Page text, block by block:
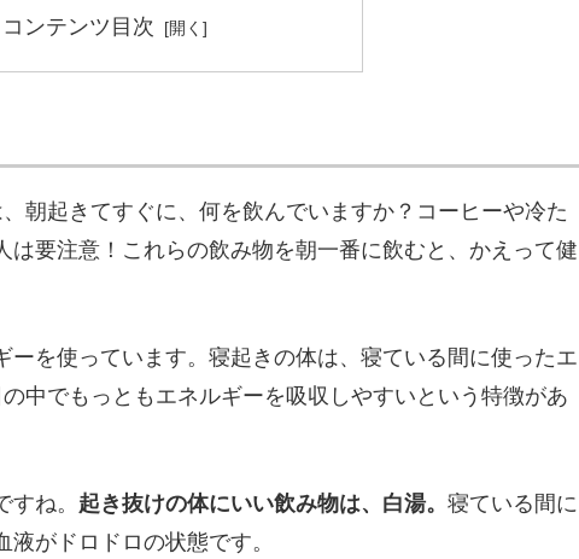
コンテンツ目次
朝起きてすぐに、何を飲んでいますか？コーヒーや冷た
は要注意！これらの飲み物を朝一番に飲むと、かえって健
を使っています。寝起きの体は、寝ている間に使ったエ
中でもっともエネルギーを吸収しやすいという特徴があ
ね。 起き抜けの体にいい飲み物は、白湯。 寝ている間に
がドロドロの状態です。